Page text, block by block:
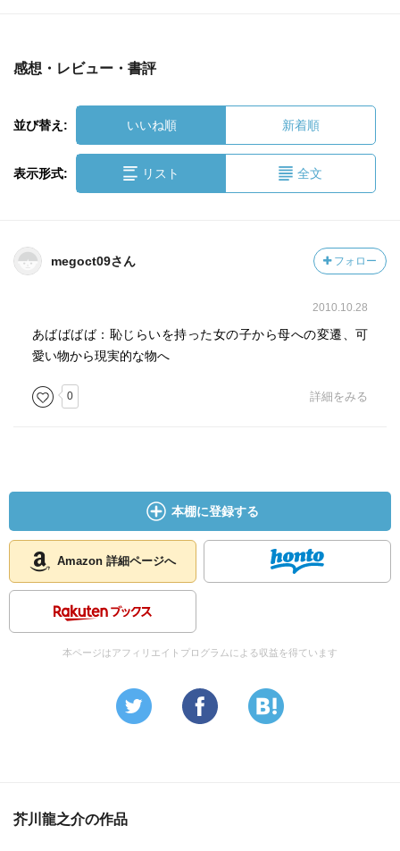
感想・レビュー・書評
並び替え: いいね順 新着順
表示形式: リスト 全文
megoct09さん フォロー
2010.10.28
あばばばば：恥じらいを持った女の子から母への変遷、可
愛い物から現実的な物へ
0 詳細をみる
本棚に登録する
Amazon 詳細ページへ
本ページはアフィリエイトプログラムによる収益を得ています
芥川龍之介の作品